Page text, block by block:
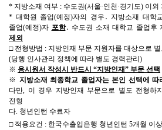
* 지방소재 여부 : 수도권(서울·인천·경기도) 이외
* 대학원 졸업(예정)자의 경우 ․ 지방소재 대학
졸업(예정)자 포함․ 수도권 소재 대학교 졸업후
제외
□ 전형방법 : 지방인재 부문 지원자를 대상으로
(당행 인사관리 정책에 따라 별도 경력관리 )
※ 응시원서 작성시 반드시 “지방인재” 부문 선택
※ 지방소재 최종학교 졸업자는 본인 선택에 따
다만, 이 경우 지방인재 부문으로 별도 전형하
전형
다. 청년인턴 수료자
□ 적용요건 : 한국수출입은행 청년인턴 5개월 이